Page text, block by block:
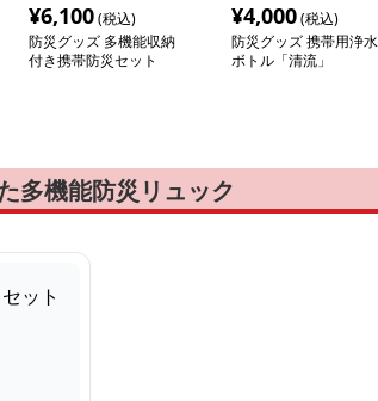
¥6,100(税込)
防災グッズ 多機能収納
付き携帯防災セット
¥4,000(税込)
防災グッズ 携帯用浄水
ボトル「清流」
多機能防災リュック